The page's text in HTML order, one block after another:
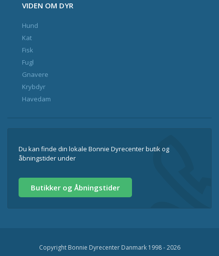
VIDEN OM DYR
Hund
Kat
Fisk
Fugl
Gnavere
Krybdyr
Havedam
Du kan finde din lokale Bonnie Dyrecenter butik og
åbningstider under
Butikker og Åbningstider
Copyright Bonnie Dyrecenter Danmark 1998 - 2026